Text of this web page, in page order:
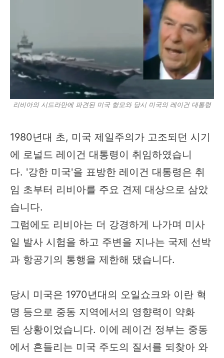
리비아의 시드라만에 파견된 미국 항모와 당시 미국의 레이건 대통령
1980년대 초, 미국 제일주의가 고조되던 시기
에 로널드 레이건 대통령이 취임하였습니
다. '강한 미국'을 표방한 레이건 대통령은 취
임 초부터 리비아를 주요 견제 대상으로 삼았
습니다.
그럼에도 리비아는 더 강경하게 나가며 미사
일 발사 시험을 하고 주변을 지나는 국제 선박
과 항공기의 통행을 제한해 댔습니다.
당시 미국은 1970년대의 오일쇼크와 이란 혁
명 등으로 중동 지역에서의 영향력이 약화
된 상황이었습니다. 이에 레이건 정부는 중동
에서 흔들리는 미국 주도의 질서를 되찾아 와